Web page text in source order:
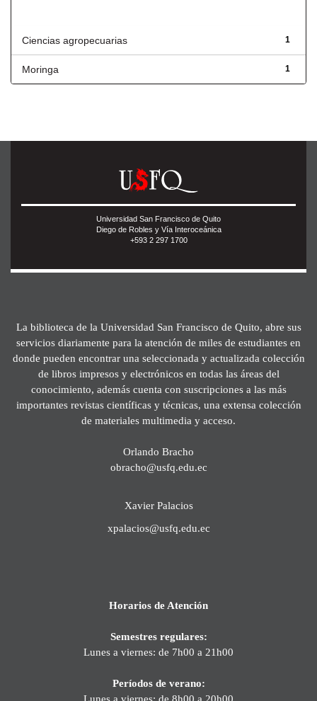
1
Ciencias agropecuarias
1
Moringa
Universidad San Francisco de Quito
Diego de Robles y Vía Interoceánica
+593 2 297 1700
La biblioteca de la Universidad San Francisco de Quito, abre sus
servicios diariamente para la atención de miles de estudiantes en
donde pueden encontrar una seleccionada y actualizada colección
de libros impresos y electrónicos en todas las áreas del
conocimiento, además cuenta con suscripciones a las más
importantes revistas científicas y técnicas, una extensa colección
de materiales multimedia y acceso.
Orlando Bracho
obracho@usfq.edu.ec
Xavier Palacios
xpalacios@usfq.edu.ec
Horarios de Atención
Semestres regulares:
Lunes a viernes: de 7h00 a 21h00
Períodos de verano:
Lunes a viernes: de 8h00 a 20h00